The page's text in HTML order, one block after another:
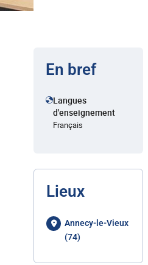
En bref
Langues
d'enseignement
Français
Lieux
Annecy-le-Vieux
(74)